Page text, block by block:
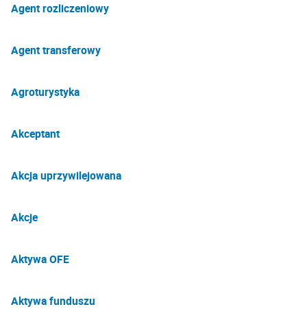
Agent rozliczeniowy
Agent transferowy
Agroturystyka
Akceptant
Akcja uprzywilejowana
Akcje
Aktywa OFE
Aktywa funduszu